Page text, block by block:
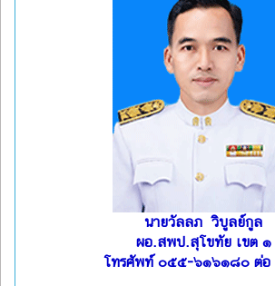
นายวัลลภ วิบูลย์กูล
ผอ.สพป.สุโขทัย เขต ๑
โทรศัพท์ ๐๕๕-๖๑๖๑๘๐ ต่อ